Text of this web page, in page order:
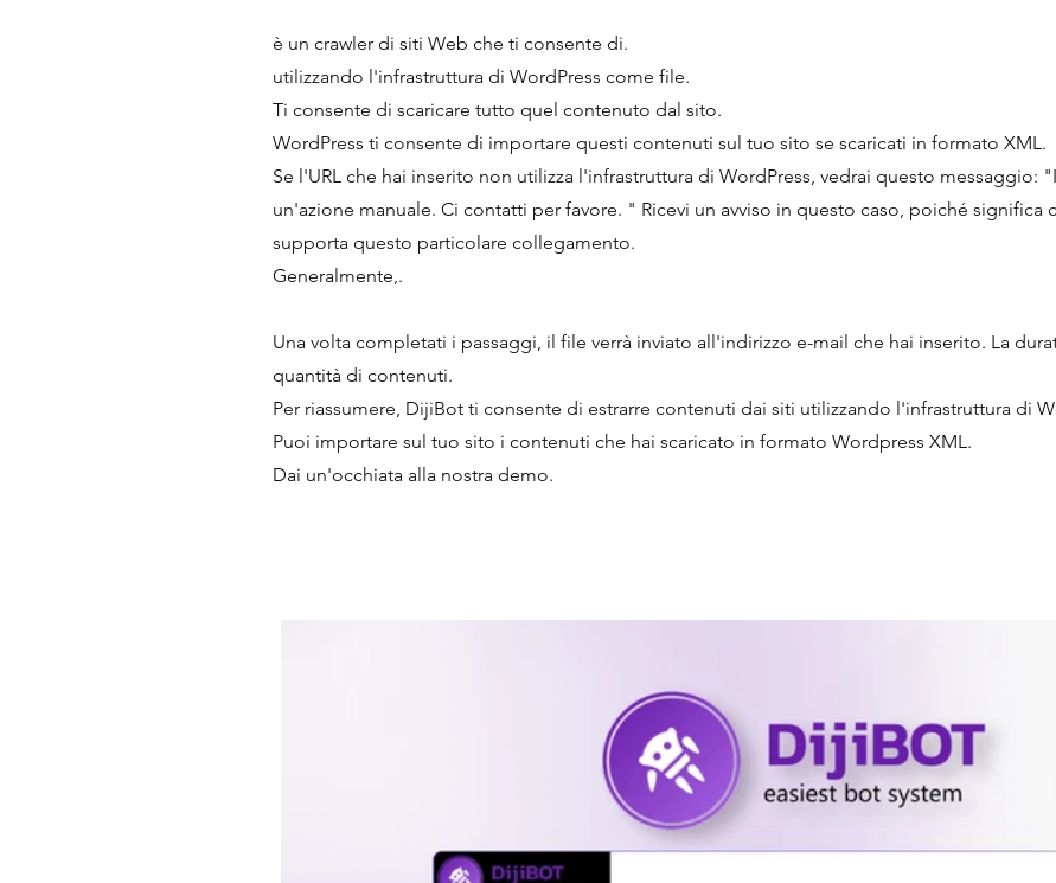
è un crawler di siti Web che ti consente di.
utilizzando l'infrastruttura di WordPress come file.
Ti consente di scaricare tutto quel contenuto dal sito.
WordPress ti consente di importare questi contenuti sul tuo sito se scaricati in formato XML.
Se l'URL che hai inserito non utilizza l'infrastruttura di WordPress, vedrai questo
un'azione manuale. Ci contatti per favore. " Ricevi un avviso in questo caso, poiché significa
supporta questo particolare collegamento.
Generalmente,.
Una volta completati i passaggi, il file verrà inviato all'indirizzo e-mail che hai inserito. La
quantità di contenuti.
Per riassumere, DijiBot ti consente di estrarre contenuti dai siti utilizzando l'infrastruttura di
Puoi importare sul tuo sito i contenuti che hai scaricato in formato Wordpress XML.
Dai un'occhiata alla nostra demo.